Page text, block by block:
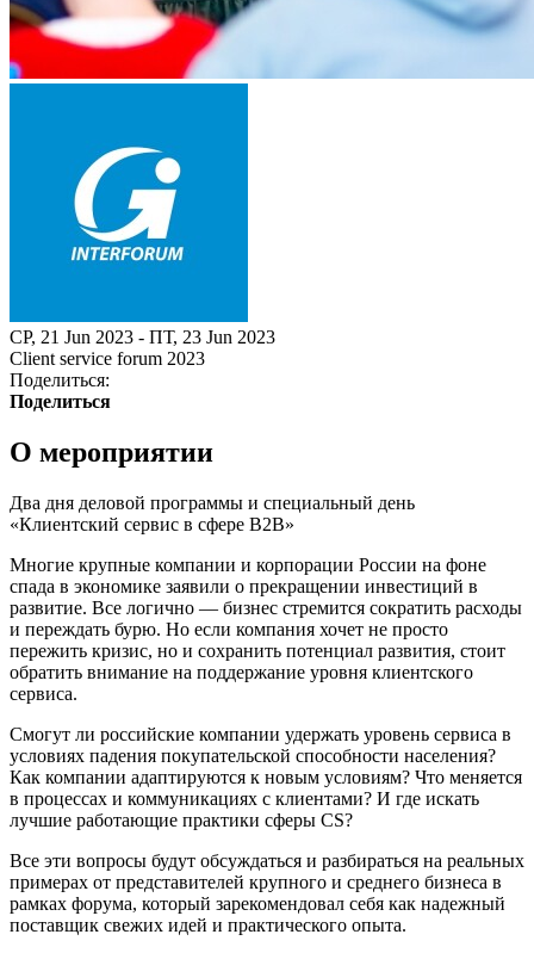
СР, 21 Jun 2023 - ПТ, 23 Jun 2023
Client service forum 2023
Поделиться:
Поделиться
О мероприятии
Два дня деловой программы и специальный день
«Клиентский сервис в сфере B2B»
Многие крупные компании и корпорации России на фоне
спада в экономике заявили о прекращении инвестиций в
развитие. Все логично — бизнес стремится сократить расходы
и переждать бурю. Но если компания хочет не просто
пережить кризис, но и сохранить потенциал развития, стоит
обратить внимание на поддержание уровня клиентского
сервиса.
Смогут ли российские компании удержать уровень сервиса в
условиях падения покупательской способности населения?
Как компании адаптируются к новым условиям? Что меняется
в процессах и коммуникациях с клиентами? И где искать
лучшие работающие практики сферы CS?
Все эти вопросы будут обсуждаться и разбираться на реальных
примерах от представителей крупного и среднего бизнеса в
рамках форума, который зарекомендовал себя как надежный
поставщик свежих идей и практического опыта.